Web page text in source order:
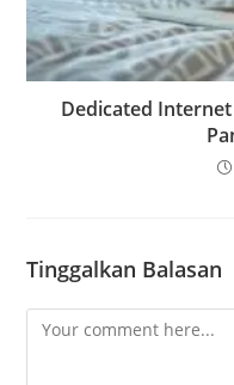
Dedicated
Tinggalkan Balasan